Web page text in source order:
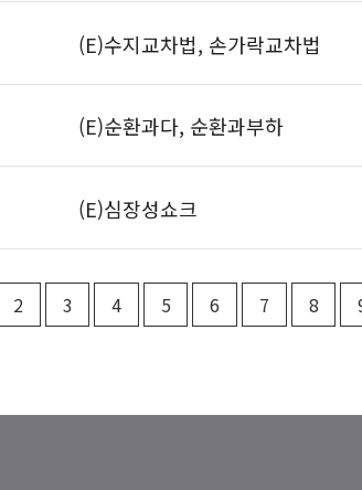
(E)수지교차법, 손가락교차법
(E)순환과다, 순환과부하
(E)심장성쇼크
2 3 4 5 6 7 8